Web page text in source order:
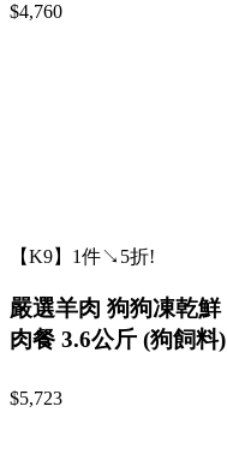
$4,760
【K9】1件↘5折!
嚴選羊肉 狗狗凍乾鮮
肉餐 3.6公斤 (狗飼料)
$5,723